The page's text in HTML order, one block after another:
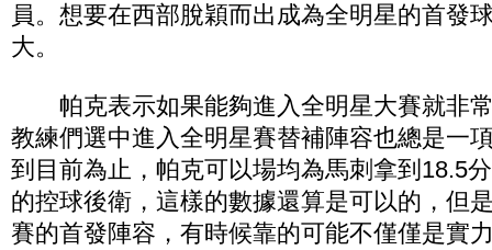
員。想要在西部脫穎而出成為全明星的首發
大。
帕克表示如果能夠進入全明星大賽就非
教練們選中進入全明星賽替補陣容也總是一
到目前為止，帕克可以場均為馬刺拿到18.5
的控球後衛，這樣的數據還算是可以的，但
賽的首發陣容，有時候靠的可能不僅僅是實